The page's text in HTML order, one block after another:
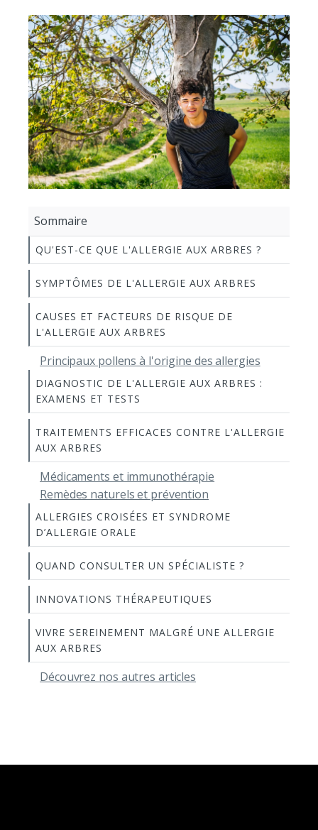
Sommaire
QU'EST-CE QUE L'ALLERGIE AUX ARBRES ?
SYMPTÔMES DE L'ALLERGIE AUX ARBRES
CAUSES ET FACTEURS DE RISQUE DE
L'ALLERGIE AUX ARBRES
Principaux pollens à l'origine des allergies
DIAGNOSTIC DE L'ALLERGIE AUX ARBRES :
EXAMENS ET TESTS
TRAITEMENTS EFFICACES CONTRE L'ALLERGIE
AUX ARBRES
Médicaments et immunothérapie
Remèdes naturels et prévention
ALLERGIES CROISÉES ET SYNDROME
D’ALLERGIE ORALE
QUAND CONSULTER UN SPÉCIALISTE ?
INNOVATIONS THÉRAPEUTIQUES
VIVRE SEREINEMENT MALGRÉ UNE ALLERGIE
AUX ARBRES
Découvrez nos autres articles